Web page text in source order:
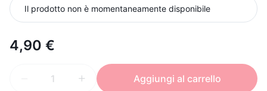
Il prodotto non è momentaneamente disponibile
4,90 €
Aggiungi al carrello